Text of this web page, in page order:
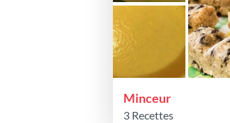
Minceur
3 Recettes